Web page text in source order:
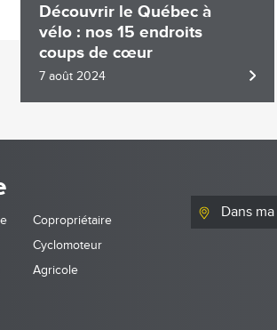
Découvrir le Québec à
vélo : nos 15 endroits
coups de cœur
7 août 2024
Copropriétaire
Cyclomoteur
Agricole
Dans